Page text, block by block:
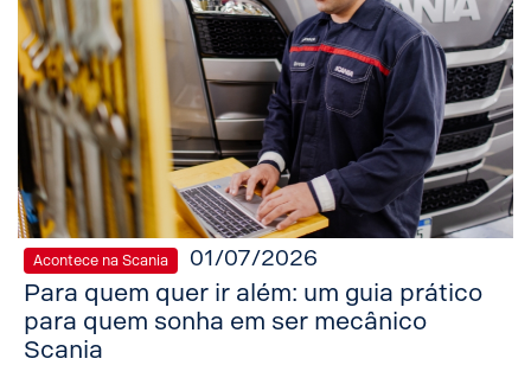
Acontece na Scania 01/07/2026
Para quem quer ir além: um guia prático
para quem sonha em ser mecânico
Scania